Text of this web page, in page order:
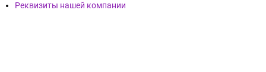
Реквизиты нашей компании